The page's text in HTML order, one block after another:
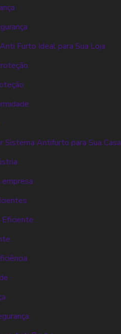
Furto Ideal para Sua Loja
Sistema Antifurto para Sua Casa